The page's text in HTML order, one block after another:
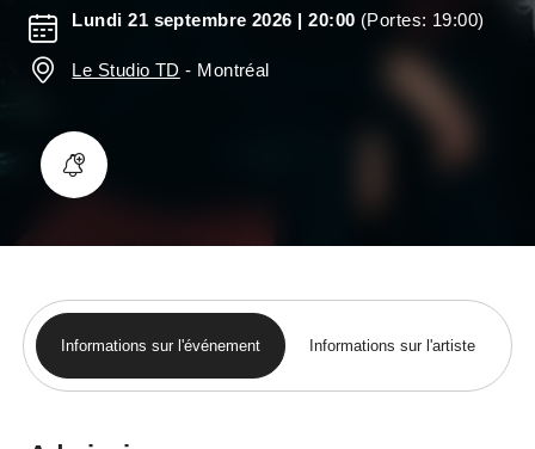
Lundi 21 septembre 2026 | 20:00 (Portes: 19:00)
Le Studio TD - Montréal
Informations sur l'événement Informations sur l'artiste